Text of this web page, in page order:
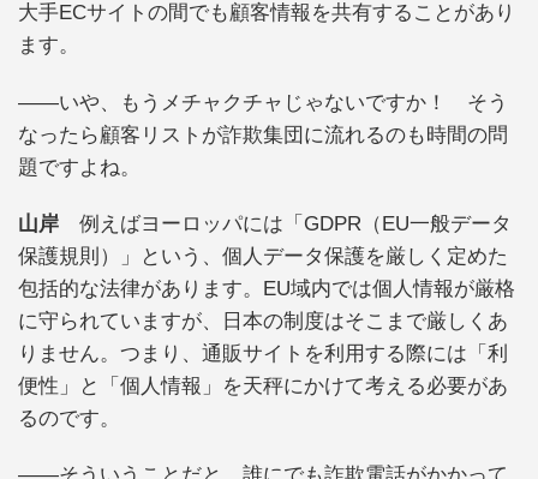
大手ECサイトの間でも顧客情報を共有することがあり
ます。
――いや、もうメチャクチャじゃないですか！ そう
なったら顧客リストが詐欺集団に流れるのも時間の問
題ですよね。
山岸 例えばヨーロッパには「GDPR（EU一般データ
保護規則）」という、個人データ保護を厳しく定めた
包括的な法律があります。EU域内では個人情報が厳格
に守られていますが、日本の制度はそこまで厳しくあ
りません。つまり、通販サイトを利用する際には「利
便性」と「個人情報」を天秤にかけて考える必要があ
るのです。